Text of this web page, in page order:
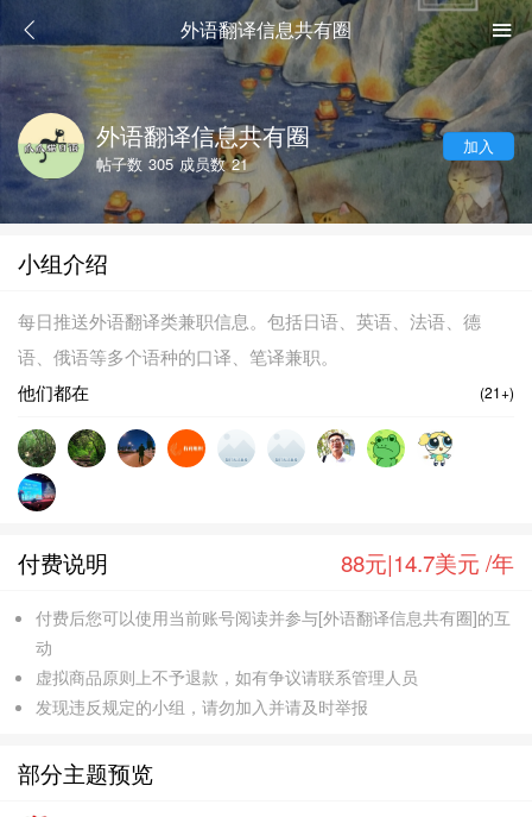
外语翻译信息共有圈
外语翻译信息共有圈
帖子数 305 成员数 21
加入
小组介绍
每日推送外语翻译类兼职信息。包括日语、英语、法语、德
语、俄语等多个语种的口译、笔译兼职。
(21+)
他们都在
88元|14.7美元 /年
付费说明
付费后您可以使用当前账号阅读并参与[外语翻译信息共有圈]的互
动
虚拟商品原则上不予退款，如有争议请联系管理人员
发现违反规定的小组，请勿加入并请及时举报
部分主题预览